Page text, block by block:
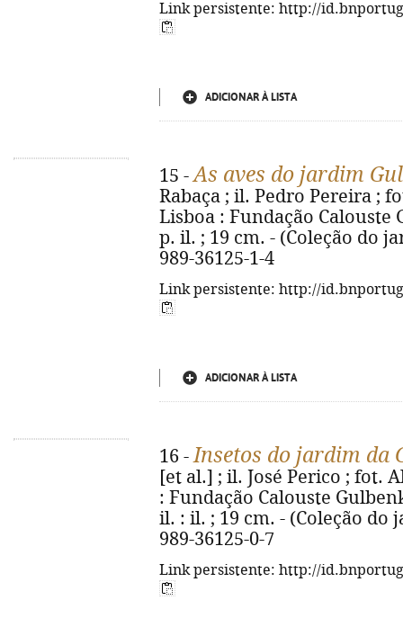
Link persistente: http://
ADICIONAR À LISTA
15 -As aves do jardim
Rabaça ; il. Pedro Pereira ;
Lisboa : Fundação Calouste
p. il. ; 19 cm. - (Coleção do
989-36125-1-4
Link persistente: http://
ADICIONAR À LISTA
16 -Insetos do jardim da
[et al.] ; il. José Perico ; fot.
: Fundação Calouste
il. : il. ; 19 cm. - (Coleção do
989-36125-0-7
Link persistente: http://